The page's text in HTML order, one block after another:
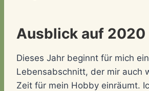
Ausblick auf 2020
Dieses Jahr beginnt für mich
Lebensabschnitt, der mir auch
Zeit für mein Hobby einräumt.